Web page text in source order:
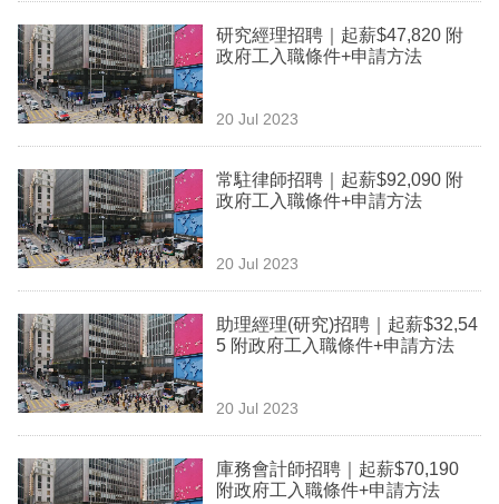
閱
專
區
研究經理招聘｜起薪$47,820 附
政府工入職條件+申請方法
20 Jul 2023
常駐律師招聘｜起薪$92,090 附
政府工入職條件+申請方法
20 Jul 2023
助理經理(研究)招聘｜起薪$32,54
5 附政府工入職條件+申請方法
20 Jul 2023
庫務會計師招聘｜起薪$70,190
附政府工入職條件+申請方法